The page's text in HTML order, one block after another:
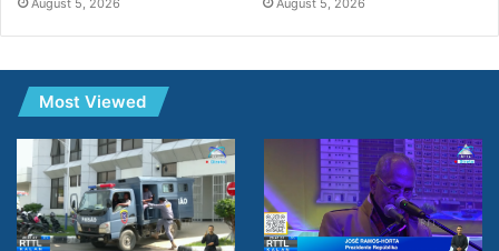
August 5, 2026 August 5, 2026
Most Viewed